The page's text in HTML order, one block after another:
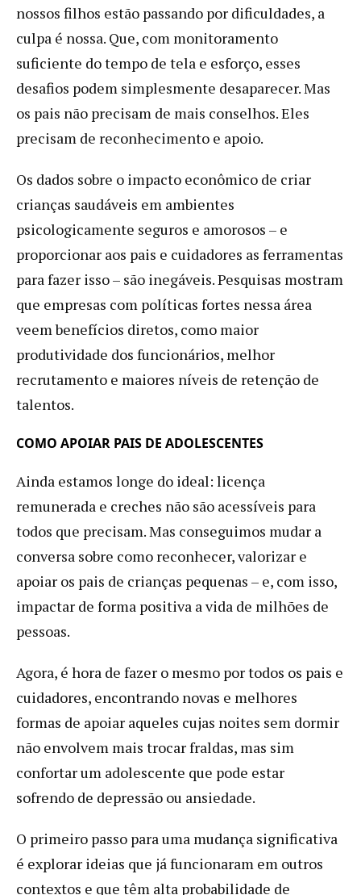
nossos filhos estão passando por dificuldades, a
culpa é nossa. Que, com monitoramento
suficiente do tempo de tela e esforço, esses
desafios podem simplesmente desaparecer. Mas
os pais não precisam de mais conselhos. Eles
precisam de reconhecimento e apoio.
Os dados sobre o impacto econômico de criar
crianças saudáveis em ambientes
psicologicamente seguros e amorosos – e
proporcionar aos pais e cuidadores as ferramentas
para fazer isso – são inegáveis. Pesquisas mostram
que empresas com políticas fortes nessa área
veem benefícios diretos, como maior
produtividade dos funcionários, melhor
recrutamento e maiores níveis de retenção de
talentos.
COMO APOIAR PAIS DE ADOLESCENTES
Ainda estamos longe do ideal: licença
remunerada e creches não são acessíveis para
todos que precisam. Mas conseguimos mudar a
conversa sobre como reconhecer, valorizar e
apoiar os pais de crianças pequenas – e, com isso,
impactar de forma positiva a vida de milhões de
pessoas.
Agora, é hora de fazer o mesmo por todos os pais e
cuidadores, encontrando novas e melhores
formas de apoiar aqueles cujas noites sem dormir
não envolvem mais trocar fraldas, mas sim
confortar um adolescente que pode estar
sofrendo de depressão ou ansiedade.
O primeiro passo para uma mudança significativa
é explorar ideias que já funcionaram em outros
contextos e que têm alta probabilidade de